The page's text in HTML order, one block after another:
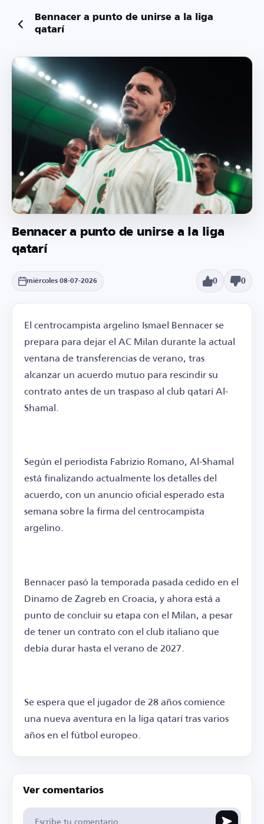
Bennacer a punto de unirse a la liga
qatarí
Bennacer a punto de unirse a la liga
qatarí
miércoles 08-07-2026 0 0
El centrocampista argelino Ismael Bennacer se
prepara para dejar el AC Milan durante la actual
ventana de transferencias de verano, tras
alcanzar un acuerdo mutuo para rescindir su
contrato antes de un traspaso al club qatarí Al-
Shamal.
Según el periodista Fabrizio Romano, Al-Shamal
está finalizando actualmente los detalles del
acuerdo, con un anuncio oficial esperado esta
semana sobre la firma del centrocampista
argelino.
Bennacer pasó la temporada pasada cedido en el
Dinamo de Zagreb en Croacia, y ahora está a
punto de concluir su etapa con el Milan, a pesar
de tener un contrato con el club italiano que
debía durar hasta el verano de 2027.
Se espera que el jugador de 28 años comience
una nueva aventura en la liga qatarí tras varios
años en el fútbol europeo.
Ver comentarios